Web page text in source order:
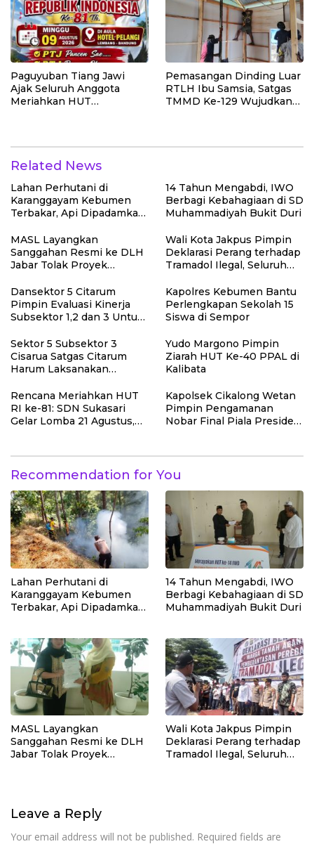
Paguyuban Tiang Jawi
Ajak Seluruh Anggota
Meriahkan HUT
Pemasangan Dinding Luar
RTLH Ibu Samsia, Satgas
TMMD Ke-129 Wujudkan
Related News
Lahan Perhutani di
Karanggayam Kebumen
Terbakar, Api Dipadamkan
14 Tahun Mengabdi, IWO
Berbagi Kebahagiaan di SD
Muhammadiyah Bukit Duri
MASL Layangkan
Sanggahan Resmi ke DLH
Jabar Tolak Proyek
Bawa Bukti 14 Situs Cagar
Budaya dan Risiko Gempa
Sesar Baribis
Wali Kota Jakpus Pimpin
Deklarasi Perang terhadap
Tramadol Ilegal, Seluruh
Bergerak Bersama
Dansektor 5 Citarum
Pimpin Evaluasi Kinerja
Subsektor 1,2 dan 3 Untuk
Program Pemulihan
Lingkungan
Kapolres Kebumen Bantu
Perlengkapan Sekolah 15
Siswa di Sempor
Sektor 5 Subsektor 3
Cisarua Satgas Citarum
Harum Laksanakan
Lahan Pascalongsor dan
Perkuat Edukasi
Kepedulian Lingkungan
Yudo Margono Pimpin
Ziarah HUT Ke-40 PPAL di
Kalibata
Rencana Meriahkan HUT
RI ke-81: SDN Sukasari
Gelar Lomba 21 Agustus,
Kapolsek Cikalong Wetan
Pimpin Pengamanan
Nobar Final Piala Presiden
Recommendation for You
Lahan Perhutani di
Karanggayam Kebumen
Terbakar, Api Dipadamkan
14 Tahun Mengabdi, IWO
Berbagi Kebahagiaan di SD
Muhammadiyah Bukit Duri
MASL Layangkan
Sanggahan Resmi ke DLH
Jabar Tolak Proyek
Wali Kota Jakpus Pimpin
Deklarasi Perang terhadap
Tramadol Ilegal, Seluruh
Leave a Reply
Your email address will not be published. Required fields are